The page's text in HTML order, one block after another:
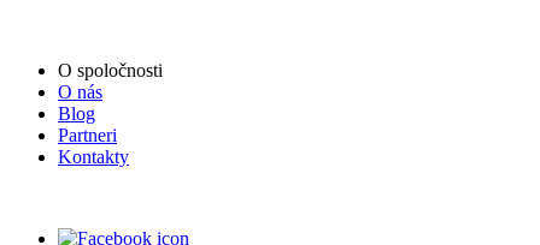
O spoločnosti
O nás
Blog
Partneri
Kontakty